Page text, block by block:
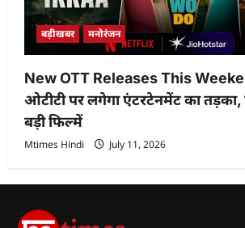
बड़ीखबर मनोरंजन
New OTT Releases This
ओटीटी पर लगेगा एंटरटेनमेंट का तड़का,
बड़ी फिल्में
Mtimes Hindi July 11, 2026